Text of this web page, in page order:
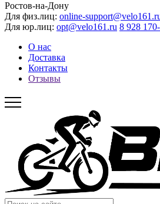
Ростов-на-Дону
Для физ.лиц: online-
Для юр.лиц: opt@velo161.ru 8 928
О нас
Доставка
Контакты
Отзывы